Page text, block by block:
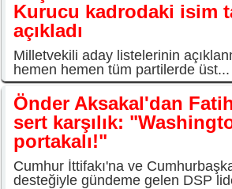
Kurucu kadrodaki isim
açıkladı
Milletvekili aday listelerinin
hemen hemen tüm partilerde üst...
Önder Aksakal'dan
sert karşılık:
portakalı!"
Cumhur İttifakı'na ve
desteğiyle gündeme gelen DSP